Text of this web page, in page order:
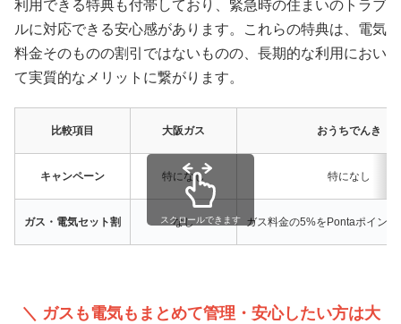
利用できる特典も付帯しており、緊急時の住まいのトラブ
ルに対応できる安心感があります。これらの特典は、電気
料金そのものの割引ではないものの、長期的な利用におい
て実質的なメリットに繋がります。
比較項目 大阪ガス おうちでんき
キャンペーン 特になし 特になし
ガス・電気セット割 なし ガス料金の5%をPontaポイント
スクロールできます
＼ ガスも電気もまとめて管理・安心したい方は大